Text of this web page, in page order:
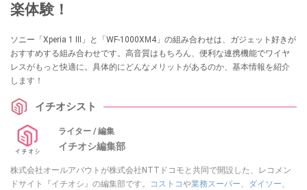
楽体験！
ソニー「Xperia 1 III」と「WF-1000XM4」の組み合わせは、ガジェット好きが
おすすめする組み合わせです。高音質はもちろん、便利な連携機能でワイヤ
レスがもっと快適に。具体的にどんなメリットがあるのか、基本情報を紹介
します！
イチオシスト
ライター / 編集
イチオシ編集部
株式会社オールアバウトが株式会社NTTドコモと共同で開設した、レコメン
ドサイト『イチオシ』の編集部です。
コストコや業務スーパー、 ダイソー、